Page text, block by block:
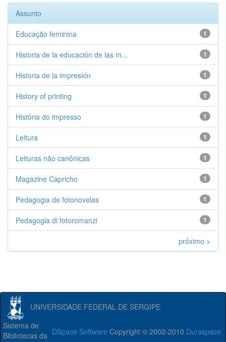
Assunto
1
Educação feminina
1
Historia de la educación de las m...
1
Historia de la impresión
1
History of printing
1
História do impresso
1
Leitura
1
Leituras não canônicas
1
Magazine Capricho
1
Pedagogia de fotonovelas
1
Pedagogia di fotoromanzi
próximo >
UNIVERSIDADE FEDERAL DE SERGIPE
DSpace Software Copyright © 2002-2010 Duraspace
Sistema de
Bibliotecas da